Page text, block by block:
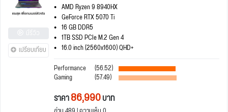
เปรียบเทียบ
AMD Ryzen 9 8940HX
GeForce RTX 5070 Ti
16 GB DDR5
1TB SSD PCIe M.2 Gen 4
16.0 inch (2560x1600) QHD+
Performance
(56.52)
Gaming (57.49)
ราคา86,990บาท